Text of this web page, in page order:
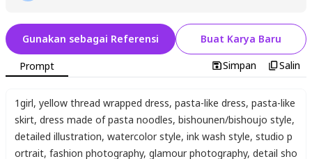
Gunakan sebagai Referensi Buat Karya Baru
Prompt Simpan Salin
1girl, yellow thread wrapped dress, pasta-like dress, pasta-like
skirt, dress made of pasta noodles, bishounen/bishoujo style,
detailed illustration, watercolor style, ink wash style, studio p
ortrait, fashion photography, glamour photography, detail sho